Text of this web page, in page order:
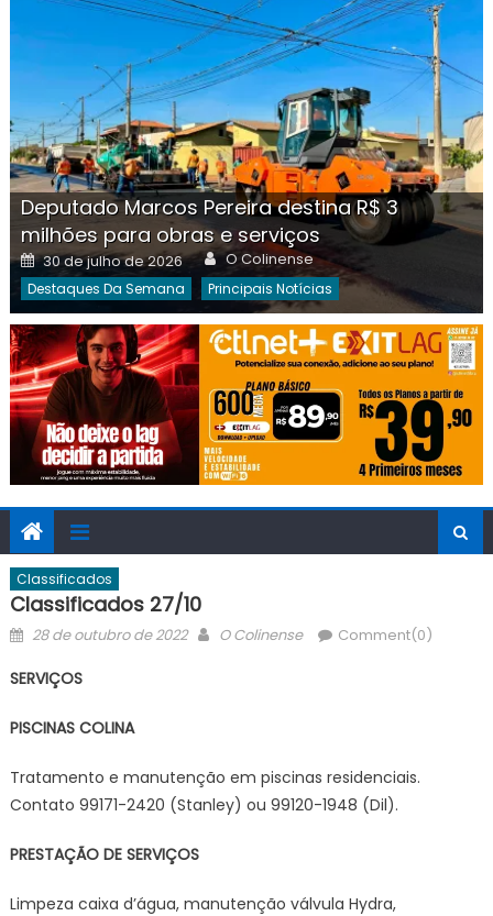
Deputado Marcos Pereira destina R$ 3
milhões para obras e serviços
Posted
on
30 de julho de 2026 Author
O Colinense
Destaques Da Semana Principais Notícias
Classificados
Classificados 27/10
Posted
28 de outubro de 2022 Author
O Colinense Comment(0)
SERVIÇOS
PISCINAS COLINA
Tratamento e manutenção em piscinas residenciais.
Contato 99171-2420 (Stanley) ou 99120-1948 (Dil).
PRESTAÇÃO DE SERVIÇOS
Limpeza caixa d’água, manutenção válvula Hydra,